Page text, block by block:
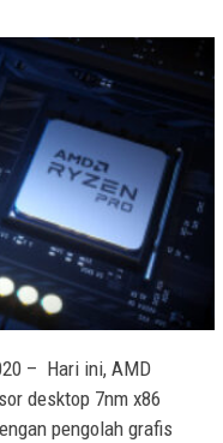
– Hari ini, AMD
desktop 7nm x86
pengolah grafis